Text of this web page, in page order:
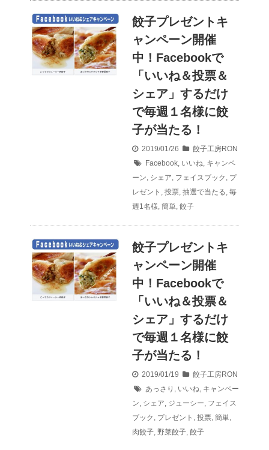
餃子プレゼントキ
ャンペーン開催
中！Facebookで
「いいね＆投票＆
シェア」するだけ
で毎週１名様に餃
子が当たる！
2019/01/26
餃子工房RON
Facebook, いいね, キャンペ
ーン, シェア, フェイスブック , プ
レゼント , 投票, 抽選で当たる, 毎
週1名様, 簡単, 餃子
餃子プレゼントキ
ャンペーン開催
中！Facebookで
「いいね＆投票＆
シェア」するだけ
で毎週１名様に餃
子が当たる！
2019/01/19
餃子工房RON
あっさり , いいね, キャンペー
ン, シェア, ジューシー, フェイス
ブック , プレゼント , 投票, 簡単,
肉餃子, 野菜餃子, 餃子